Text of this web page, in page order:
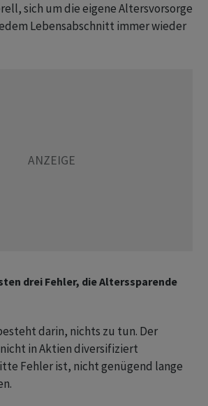
sich um die eigene Altersvorsorge
Lebensabschnitt immer wieder
drei Fehler, die Alterssparende
darin, nichts zu tun. Der
in Aktien diversifiziert
Fehler ist, nicht genügend lange